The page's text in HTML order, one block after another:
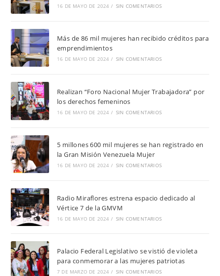
16 DE MAYO DE 2024 / SIN COMENTARIOS
Más de 86 mil mujeres han recibido créditos para
emprendimientos
16 DE MAYO DE 2024 / SIN COMENTARIOS
Realizan “Foro Nacional Mujer Trabajadora” por
los derechos femeninos
16 DE MAYO DE 2024 / SIN COMENTARIOS
5 millones 600 mil mujeres se han registrado en
la Gran Misión Venezuela Mujer
16 DE MAYO DE 2024 / SIN COMENTARIOS
Radio Miraflores estrena espacio dedicado al
Vértice 7 de la GMVM
16 DE MAYO DE 2024 / SIN COMENTARIOS
Palacio Federal Legislativo se vistió de violeta
para conmemorar a las mujeres patriotas
7 DE MARZO DE 2024 / SIN COMENTARIOS